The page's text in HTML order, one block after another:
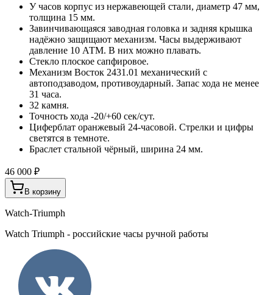
У часов корпус из нержавеющей стали, диаметр 47 мм,
толщина 15 мм.
Завинчивающаяся заводная головка и задняя крышка
надёжно защищают механизм. Часы выдерживают
давление 10 АТМ. В них можно плавать.
Стекло плоское сапфировое.
Механизм Восток 2431.01 механический с
автоподзаводом, противоударный. Запас хода не менее
31 часа.
32 камня.
Точность хода -20/+60 сек/сут.
Циферблат оранжевый 24-часовой. Стрелки и цифры
светятся в темноте.
Браслет стальной чёрный, ширина 24 мм.
46 000 ₽
В корзину
Watch-Triumph
Watch Triumph - российские часы ручной работы